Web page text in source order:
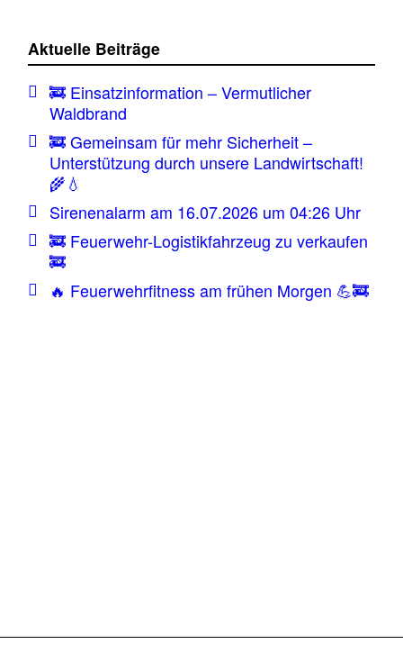
Aktuelle Beiträge
🚒 Einsatzinformation – Vermutlicher
Waldbrand
🚒 Gemeinsam für mehr Sicherheit –
Unterstützung durch unsere Landwirtschaft!
🌾💧
Sirenenalarm am 16.07.2026 um 04:26 Uhr
🚒 Feuerwehr-Logistikfahrzeug zu verkaufen
🚒
🔥 Feuerwehrfitness am frühen Morgen 💪🚒